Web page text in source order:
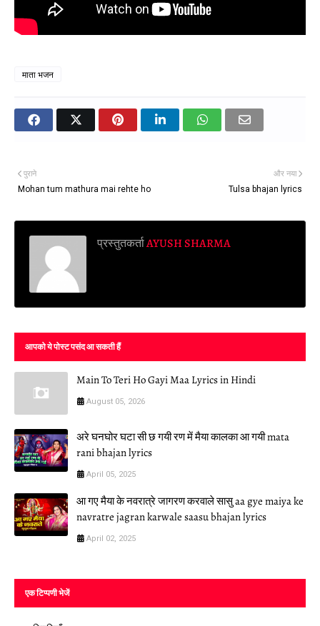
माता भजन
और नया
Tulsa bhajan lyrics
पुराने
Mohan tum mathura mai rehte ho
प्रस्तुतकर्ताAYUSH SHARMA
आपको ये पोस्ट पसंद आ सकती हैं
Main To Teri Ho Gayi Maa Lyrics in Hindi
August 05, 2026
अरे घनघोर घटा सी छ गयी रण में मैया कालका आ गयी mata
rani bhajan lyrics
April 05, 2025
आ गए मैया के नवरात्रे जागरण करवाले सासु aa gye maiya ke
navratre jagran karwale saasu bhajan lyrics
April 02, 2025
एक टिप्पणी भेजें